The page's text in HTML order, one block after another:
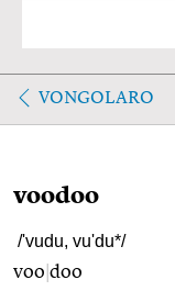
VONGOLARO
voodoo
/'vudu, vu'du*/
voo doo